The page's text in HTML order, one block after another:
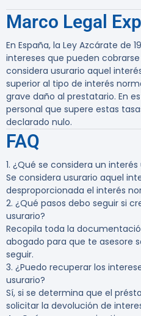
Marco Legal
En España, la Ley Azcárate de
intereses que pueden
considera usurario aquel
superior al tipo de interés
grave daño al prestatario. En
personal que supere estas
declarado nulo.
FAQ
1. ¿Qué se considera un interés
Se considera usurario aquel
desproporcionada el interés
2. ¿Qué pasos debo seguir si
usurario?
Recopila toda la
abogado para que te asesore
seguir.
3. ¿Puedo recuperar los
usurario?
Sí, si se determina que el
solicitar la devolución de